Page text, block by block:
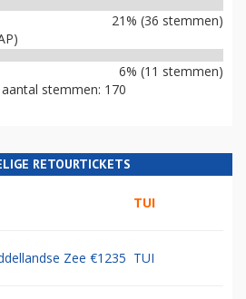
21% (36 stemmen)
6% (11 stemmen)
stemmen: 170
RETOURTICKETS
TUI
Zee €1235 TUI